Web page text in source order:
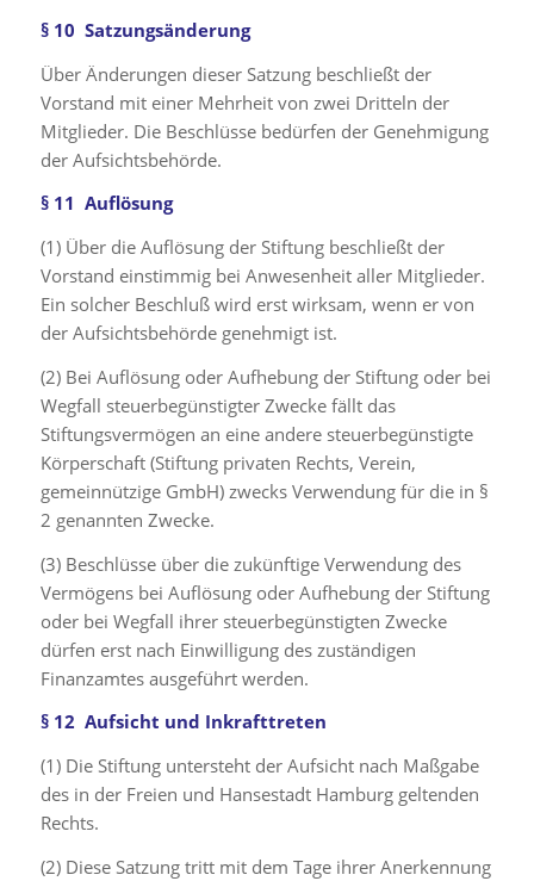
§ 10 Satzungsänderung
Über Änderungen dieser Satzung beschließt der
Vorstand mit einer Mehrheit von zwei Dritteln der
Mitglieder. Die Beschlüsse bedürfen der Genehmigung
der Aufsichtsbehörde.
§ 11 Auflösung
(1) Über die Auflösung der Stiftung beschließt der
Vorstand einstimmig bei Anwesenheit aller Mitglieder.
Ein solcher Beschluß wird erst wirksam, wenn er von
der Aufsichtsbehörde genehmigt ist.
(2) Bei Auflösung oder Aufhebung der Stiftung oder bei
Wegfall steuerbegünstigter Zwecke fällt das
Stiftungsvermögen an eine andere steuerbegünstigte
Körperschaft (Stiftung privaten Rechts, Verein,
gemeinnützige GmbH) zwecks Verwendung für die in §
2 genannten Zwecke.
(3) Beschlüsse über die zukünftige Verwendung des
Vermögens bei Auflösung oder Aufhebung der Stiftung
oder bei Wegfall ihrer steuerbegünstigten Zwecke
dürfen erst nach Einwilligung des zuständigen
Finanzamtes ausgeführt werden.
§ 12 Aufsicht und Inkrafttreten
(1) Die Stiftung untersteht der Aufsicht nach Maßgabe
des in der Freien und Hansestadt Hamburg geltenden
Rechts.
(2) Diese Satzung tritt mit dem Tage ihrer Anerkennung